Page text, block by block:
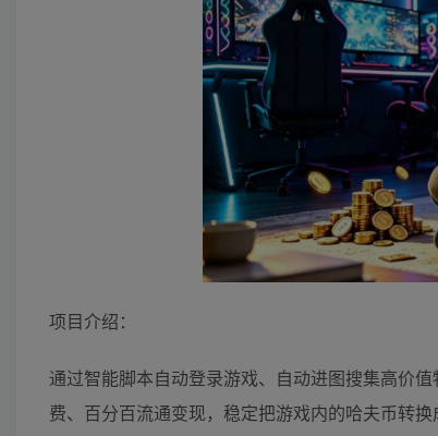
项目介绍：
通过智能脚本自动登录游戏、自动进图搜集高价
费、百分百流通变现，稳定把游戏内的哈夫币转换